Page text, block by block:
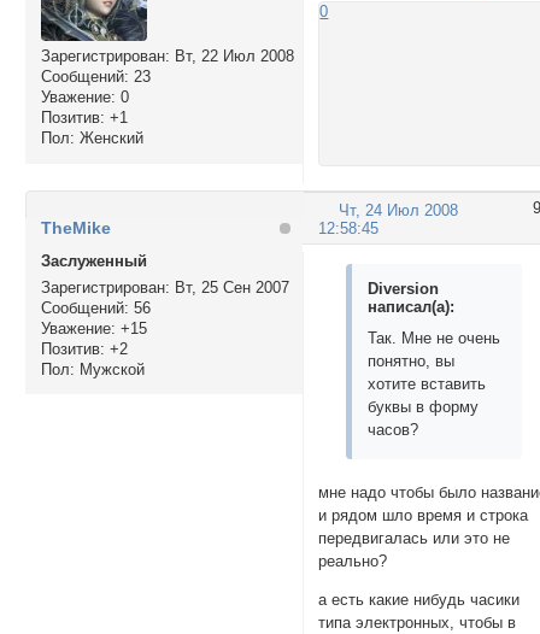
Зарегистрирован: Вт, 22 Июл 2008
Сообщений: 23
Уважение: 0
Позитив: +1
Пол: Женский
0
9
Чт, 24 Июл 2008
12:58:45
TheMike
Заслуженный
Зарегистрирован: Вт, 25 Сен 2007
Сообщений: 56
Уважение: +15
Позитив: +2
Пол: Мужской
Diversion
написал(а):
Так. Мне не очень
понятно, вы
хотите вставить
буквы в форму
часов?
мне надо чтобы было
и рядом шло время и строка
передвигалась или это не
реально?
а есть какие нибудь часики
типа электронных, чтобы в